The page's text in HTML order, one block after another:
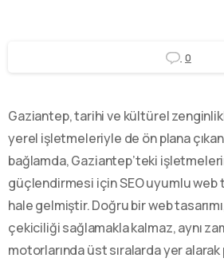
0
Gaziantep, tarihi ve kültürel
yerel işletmeleriyle de ön plana
bağlamda, Gaziantep’teki
güçlendirmesi için SEO uyumlu web
hale gelmiştir. Doğru bir web
çekiciliği sağlamakla kalmaz, aynı
motorlarında üst sıralarda yer